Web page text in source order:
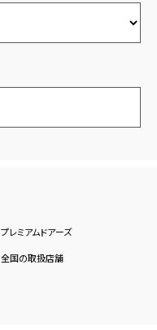
プレミアムドアーズ
全国の取扱店舗